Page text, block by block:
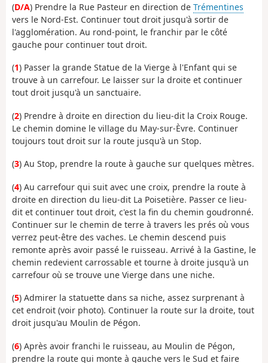
(D/A) Prendre la Rue Pasteur en direction de Trémentines
vers le Nord-Est. Continuer tout droit jusqu'à sortir de
l'agglomération. Au rond-point, le franchir par le côté
gauche pour continuer tout droit.
(1) Passer la grande Statue de la Vierge à l'Enfant qui se
trouve à un carrefour. Le laisser sur la droite et continuer
tout droit jusqu'à un sanctuaire.
(2) Prendre à droite en direction du lieu-dit la Croix Rouge.
Le chemin domine le village du May-sur-Èvre. Continuer
toujours tout droit sur la route jusqu'à un Stop.
(3) Au Stop, prendre la route à gauche sur quelques mètres.
(4) Au carrefour qui suit avec une croix, prendre la route à
droite en direction du lieu-dit La Poisetière. Passer ce lieu-
dit et continuer tout droit, c'est la fin du chemin goudronné.
Continuer sur le chemin de terre à travers les prés où vous
verrez peut-être des vaches. Le chemin descend puis
remonte après avoir passé le ruisseau. Arrivé à la Gastine, le
chemin redevient carrossable et tourne à droite jusqu'à un
carrefour où se trouve une Vierge dans une niche.
(5) Admirer la statuette dans sa niche, assez surprenant à
cet endroit (voir photo). Continuer la route sur la droite, tout
droit jusqu'au Moulin de Pégon.
(6) Après avoir franchi le ruisseau, au Moulin de Pégon,
prendre la route qui monte à gauche vers le Sud et faire